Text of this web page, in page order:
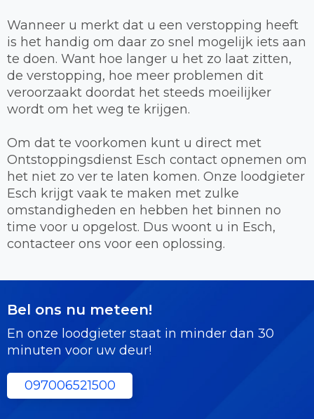
Wanneer u merkt dat u een verstopping heeft
is het handig om daar zo snel mogelijk iets aan
te doen. Want hoe langer u het zo laat zitten,
de verstopping, hoe meer problemen dit
veroorzaakt doordat het steeds moeilijker
wordt om het weg te krijgen.
Om dat te voorkomen kunt u direct met
Ontstoppingsdienst Esch contact opnemen om
het niet zo ver te laten komen. Onze loodgieter
Esch krijgt vaak te maken met zulke
omstandigheden en hebben het binnen no
time voor u opgelost. Dus woont u in Esch,
contacteer ons voor een oplossing.
Bel ons nu meteen!
En onze loodgieter staat in minder dan 30
minuten voor uw deur!
097006521500